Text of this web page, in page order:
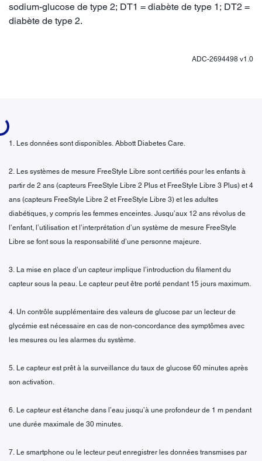
sodium-glucose de type 2; DT1 = diabète de type 1; DT2 =
diabète de type 2.
ADC-2694498 v1.0
1. Les données sont disponibles. Abbott Diabetes Care.
2. Les systèmes de mesure FreeStyle Libre sont certifiés pour les enfants à
partir de 2 ans (capteurs FreeStyle Libre 2 Plus et FreeStyle Libre 3 Plus) et 4
ans (capteurs FreeStyle Libre 2 et FreeStyle Libre 3) et les adultes
diabétiques, y compris les femmes enceintes. Jusqu’aux 12 ans révolus de
l’enfant, l’utilisation et l’interprétation d’un système de mesure FreeStyle
Libre se font sous la responsabilité d’une personne majeure.
3. La mise en place d’un capteur implique l’introduction du filament du
capteur sous la peau. Le capteur peut être porté pendant 15 jours maximum.
4. Un contrôle supplémentaire des valeurs de glucose par un lecteur de
glycémie est nécessaire en cas de non-concordance des symptômes avec
les mesures ou les alarmes du système.
5. Le capteur est prêt à la surveillance du taux de glucose 60 minutes après
son activation.
6. Le capteur est étanche dans l’eau jusqu’à une profondeur de 1 m pendant
une durée maximale de 30 minutes.
7. Le smartphone ou le lecteur peut enregistrer les données transmises par